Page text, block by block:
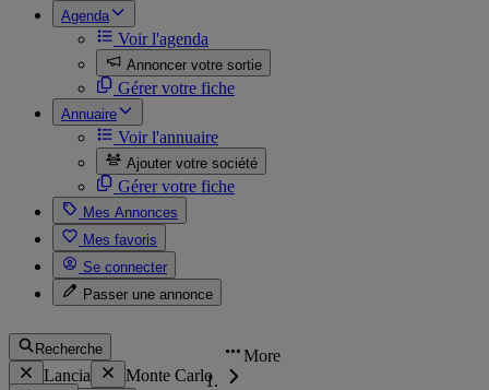
Agenda
Voir l'agenda
Annoncer votre sortie
Gérer votre fiche
Annuaire
Voir l'annuaire
Ajouter votre société
Gérer votre fiche
Mes Annonces
Mes favoris
Se connecter
Passer une annonce
Recherche
Lancia Monte Carlo
More